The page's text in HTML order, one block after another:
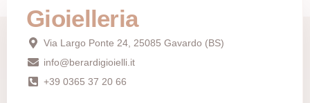
Gioielleria
Via Largo Ponte 24, 25085 Gavardo (BS)
info@berardigioielli.it
+39 0365 37 20 66